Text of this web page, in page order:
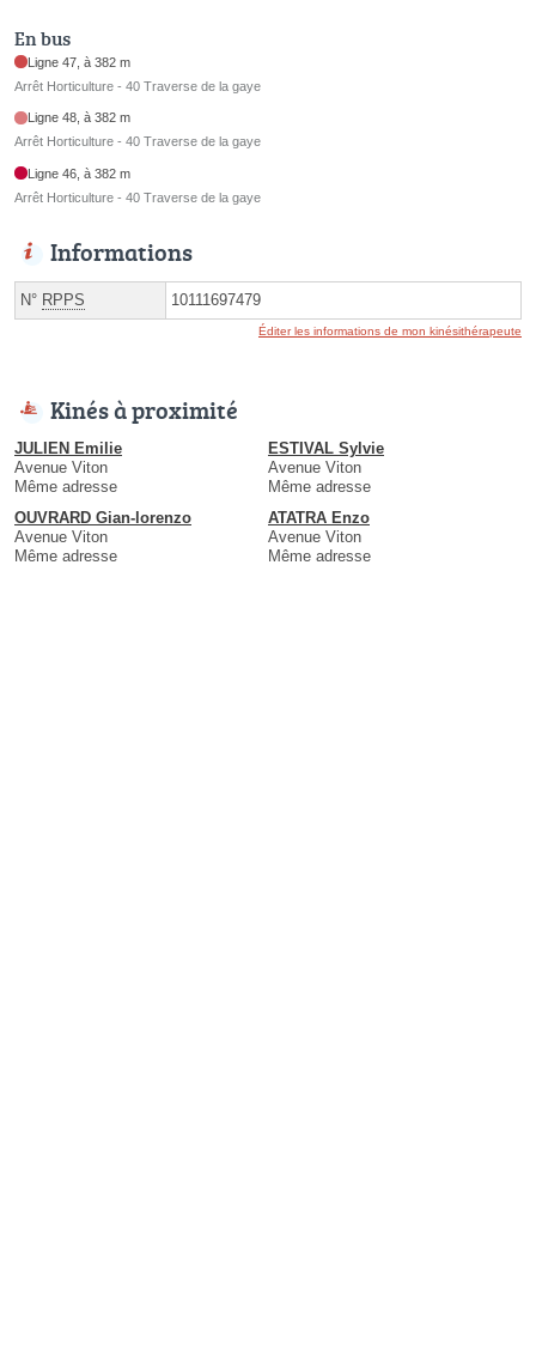
En bus
Ligne 47, à 382 m
Arrêt Horticulture - 40 Traverse de la gaye
Ligne 48, à 382 m
Arrêt Horticulture - 40 Traverse de la gaye
Ligne 46, à 382 m
Arrêt Horticulture - 40 Traverse de la gaye
Informations
N° RPPS 10111697479
Éditer les informations de mon kinésithérapeute
Kinés à proximité
JULIEN Emilie
Avenue Viton
Même adresse
ESTIVAL Sylvie
Avenue Viton
Même adresse
OUVRARD Gian-lorenzo
Avenue Viton
Même adresse
ATATRA Enzo
Avenue Viton
Même adresse